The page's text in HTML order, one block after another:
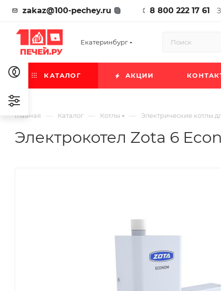
zakaz@100-pechey.ru 8 800 222 17 61
Екатеринбург
КАТАЛОГ АКЦИИ
Главная — Каталог — Котлы — Электрические котлы
Электрокотел Zota 6